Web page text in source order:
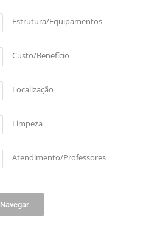
Estrutura/Equipamentos
Custo/Benefício
Localização
Limpeza
Atendimento/Professores
Navegar